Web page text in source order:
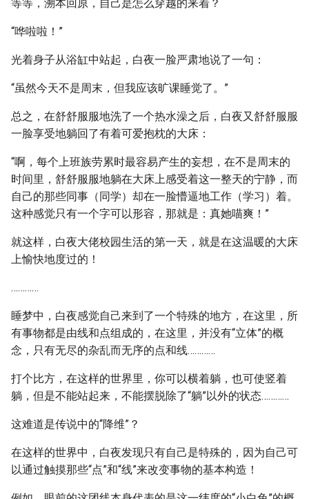
等等，溯本回原，自己是怎么穿越的来着？
“哗啦啦！”
光着身子从浴缸中站起，白夜一脸严肃地说了一句：
“虽然今天不是周末，但我应该旷课睡觉了。”
总之，在舒舒服服地洗了一个热水澡之后，白夜又舒舒服服
一脸享受地躺回了有着可爱抱枕的大床：
“啊，每个上班族劳累时最容易产生的妄想，在不是周末的
时间里，舒舒服服地躺在大床上感受着这一整天的宁静，而
自己的那些同事（同学）却在一脸懵逼地工作（学习）着。
这种感觉只有一个字可以形容，那就是：真她喵爽！”
就这样，白夜大佬校园生活的第一天，就是在这温暖的大床
上愉快地度过的！
…………
睡梦中，白夜感觉自己来到了一个特殊的地方，在这里，所
有事物都是由线和点组成的，在这里，并没有“立体”的概
念，只有无尽的杂乱而无序的点和线…………
打个比方，在这样的世界里，你可以横着躺，也可使竖着
躺，但是不能站起来，不能摆脱除了“躺”以外的状态…………
这难道是传说中的“降维”？
在这样的世界中，白夜发现只有自己是特殊的，因为自己可
以通过触摸那些“点”和“线”来改变事物的基本构造！